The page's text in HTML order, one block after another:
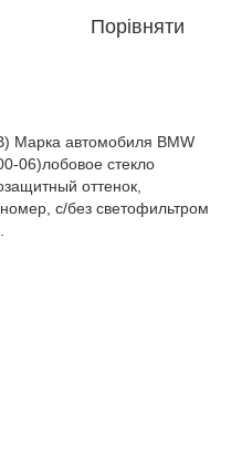
Порівняти
Марка автомобиля BMW
06)лобовое стекло
оттенок,
с/без светофильтром